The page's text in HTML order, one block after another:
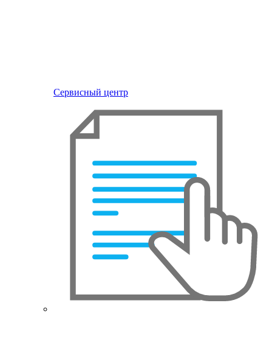
Сервисный центр